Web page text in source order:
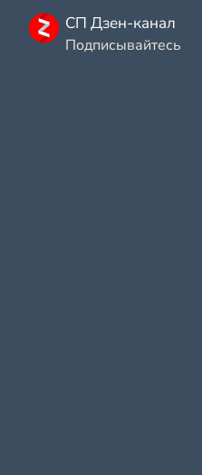
СП Дзен-канал
Подписывайтесь